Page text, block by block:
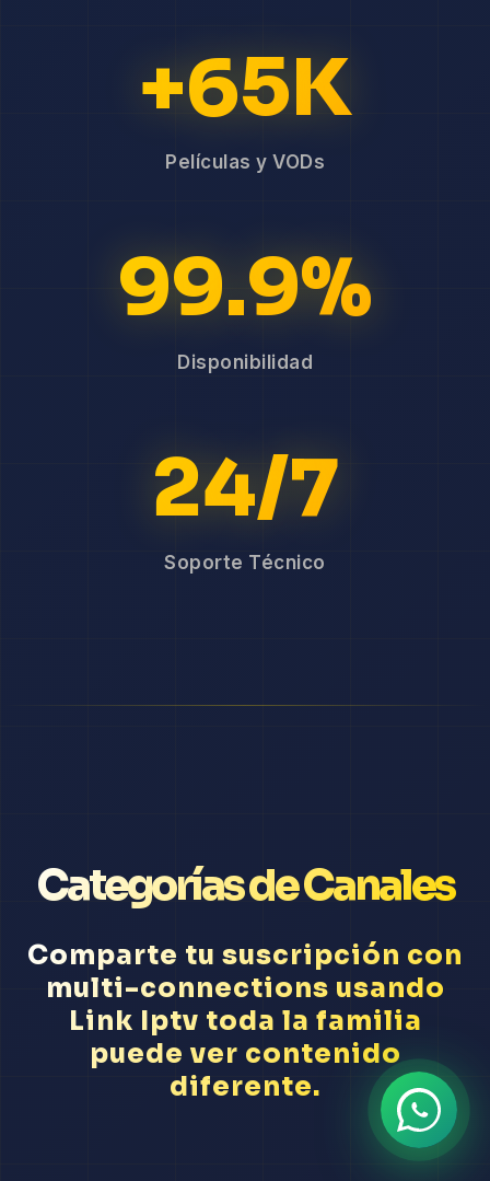
+65K
Películas y VODs
99.9%
Disponibilidad
24/7
Soporte Técnico
Categorías de Canales
Comparte tu suscripción con
multi-connections usando
Link Iptv toda la familia
puede ver contenido
diferente.